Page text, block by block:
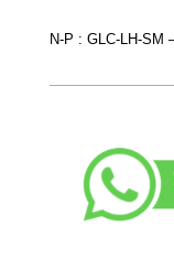
N-P : GLC-LH-SM